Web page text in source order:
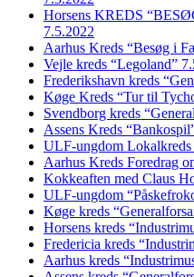
Horsens KREDS
7.5.2022
Aarhus Kreds “Besøg i
Vejle kreds “Legoland”
Frederikshavn kreds
Køge Kreds “Tur til
Svendborg kreds
Assens Kreds
ULF-ungdom
Aarhus Kreds Foredrag
Kokkeaften med Claus
ULF-ungdom
Køge kreds
Horsens kreds
Fredericia kreds
Aarhus kreds